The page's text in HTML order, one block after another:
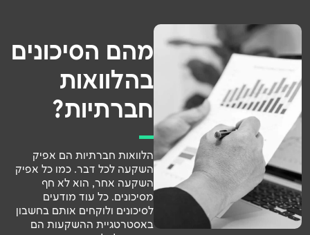
מהם הסיכונים
בהלוואות
חברתיות?
הלוואות חברתיות הם אפיק
השקעה לכל דבר. כמו כל אפיק
השקעה אחר, הוא לא חף
מסיכונים. כל עוד מודעים
לסיכונים ולוקחים אותם בחשבון
באסטרטגיית ההשקעות הם